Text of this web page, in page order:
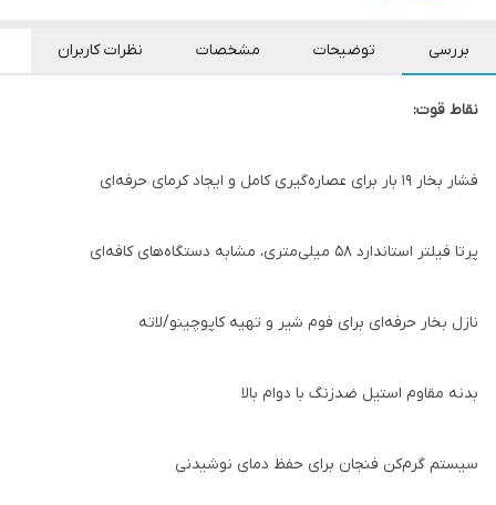
بررسی توضیحات مشخصات نظرات کاربران
نقاط قوت:
فشار بخار ۱۹ بار برای عصاره‌گیری کامل و ایجاد کرمای حرفه‌ای
پرتا فیلتر استاندارد ۵۸ میلی‌متری، مشابه دستگاه‌های کافه‌ای
نازل بخار حرفه‌ای برای فوم شیر و تهیه کاپوچینو/لاته
بدنه مقاوم استیل ضدزنگ با دوام بالا
سیستم گرم‌کن فنجان برای حفظ دمای نوشیدنی